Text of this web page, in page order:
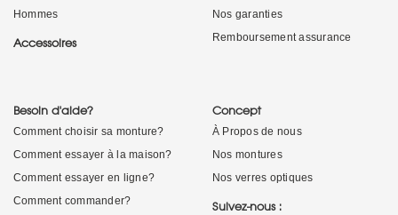
Hommes
Accessoires
Nos garanties
Remboursement assurance
Besoin d'aide?
Comment choisir sa monture?
Comment essayer à la maison?
Comment essayer en ligne?
Comment commander?
Concept
À Propos de nous
Nos montures
Nos verres optiques
Suivez-nous :